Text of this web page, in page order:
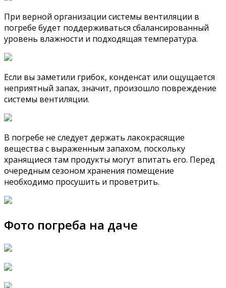
При верной организации системы вентиляции в
погребе будет поддерживаться сбалансированный
уровень влажности и подходящая температура.
Если вы заметили грибок, конденсат или ощущается
неприятный запах, значит, произошло повреждение
системы вентиляции.
В погребе не следует держать лакокрасящие
вещества с выраженным запахом, поскольку
хранящиеся там продукты могут впитать его. Перед
очередным сезоном хранения помещение
необходимо просушить и проветрить.
Фото погреба на даче